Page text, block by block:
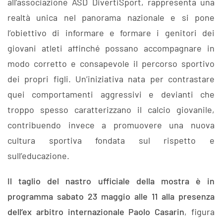
realtà unica nel panorama nazionale e si pone
l’obiettivo di informare e formare i genitori dei
giovani atleti affinché possano accompagnare in
modo corretto e consapevole il percorso sportivo
dei propri figli. Un’iniziativa nata per contrastare
quei comportamenti aggressivi e devianti che
troppo spesso caratterizzano il calcio giovanile,
contribuendo invece a promuovere una nuova
cultura sportiva fondata sul rispetto e
sull’educazione.
Il taglio del nastro ufficiale della mostra è in
programma sabato 23 maggio alle 11 alla presenza
dell’ex arbitro internazionale Paolo Casarin, figura